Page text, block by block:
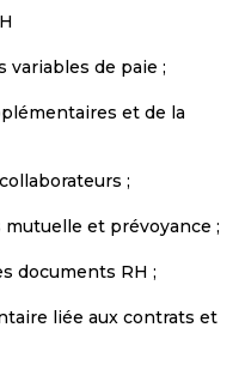
variables de paie ;
et de la
;
et prévoyance ;
documents RH ;
liée aux contrats et